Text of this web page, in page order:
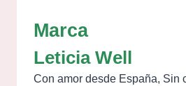
Marca
Leticia Well
Con amor desde España, Sin